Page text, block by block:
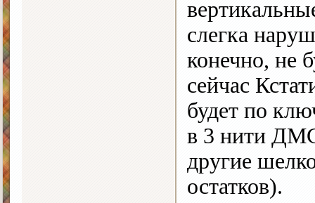
слегка
конечно, не
сейчас
будет по
в 3 нити
другие
остатков).